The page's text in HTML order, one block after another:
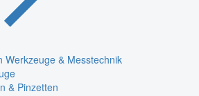
Werkzeuge & Messtechnik
& Pinzetten